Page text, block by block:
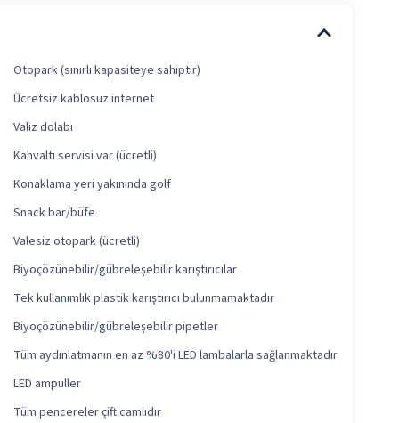
Otopark (sınırlı kapasiteye sahiptir)
Ücretsiz kablosuz internet
Valiz dolabı
Kahvaltı servisi var (ücretli)
Konaklama yeri yakınında golf
Snack bar/büfe
Valesiz otopark (ücretli)
Biyoçözünebilir/gübreleşebilir karıştırıcılar
Tek kullanımlık plastik karıştırıcı bulunmamaktadır
Biyoçözünebilir/gübreleşebilir pipetler
Tüm aydınlatmanın en az %80'i LED lambalarla sağlanmaktadır
LED ampuller
Tüm pencereler çift camlıdır